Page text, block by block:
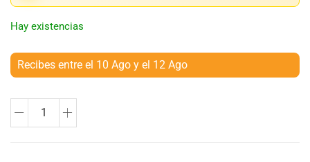
Hay existencias
Recibes entre el 10 Ago y el 12 Ago